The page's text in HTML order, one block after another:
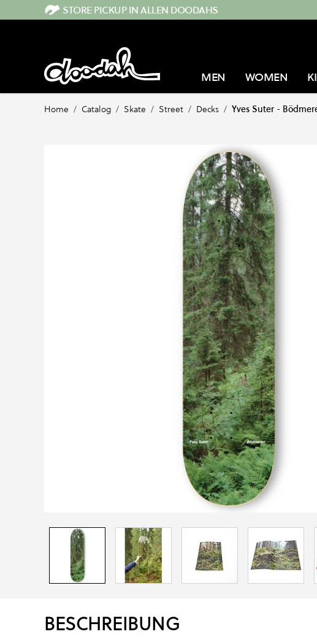
Direkt zum InhaltSTORE PICKUP IN ALLEN DOODAHS
MEN WOMEN
Home / Catalog / Skate / Street / Decks / Yves Suter -
BESCHREIBUNG